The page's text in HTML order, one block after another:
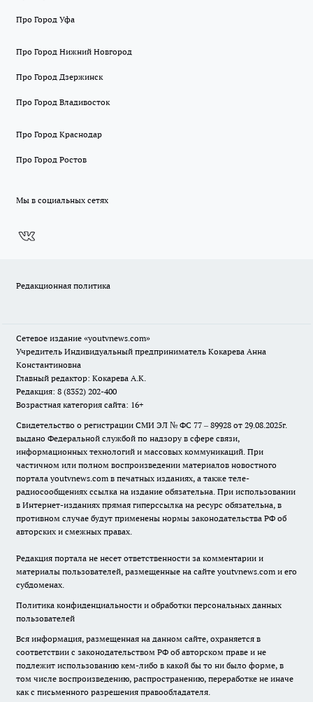
Про Город Уфа
Про Город Нижний Новгород
Про Город Дзержинск
Про Город Владивосток
Про Город Краснодар
Про Город Ростов
Мы в социальных сетях
Редакционная политика
Сетевое издание «youtvnews.com»
Учредитель Индивидуальный предприниматель Кокарева Анна
Константиновна
Главный редактор: Кокарева А.К.
Редакция: 8 (8352) 202-400
Возрастная категория сайта: 16+
Свидетельство о регистрации СМИ ЭЛ № ФС 77 – 89928 от 29.08.2025г.
выдано Федеральной службой по надзору в сфере связи,
информационных технологий и массовых коммуникаций. При
частичном или полном воспроизведении материалов новостного
портала youtvnews.com в печатных изданиях, а также теле-
радиосообщениях ссылка на издание обязательна. При использовании
в Интернет-изданиях прямая гиперссылка на ресурс обязательна, в
противном случае будут применены нормы законодательства РФ об
авторских и смежных правах.
Редакция портала не несет ответственности за комментарии и
материалы пользователей, размещенные на сайте youtvnews.com и его
субдоменах.
Политика конфиденциальности и обработки персональных данных
пользователей
Вся информация, размещенная на данном сайте, охраняется в
соответствии с законодательством РФ об авторском праве и не
подлежит использованию кем-либо в какой бы то ни было форме, в
том числе воспроизведению, распространению, переработке не иначе
как с письменного разрешения правообладателя.